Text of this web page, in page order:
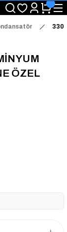
Kargo Avantajı!
Teslim."
ÖZEL